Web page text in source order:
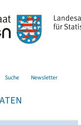
Suche Newsletter